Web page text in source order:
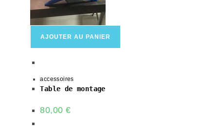
AJOUTER AU PANIER
accessoires
Table de montage
80,00 €